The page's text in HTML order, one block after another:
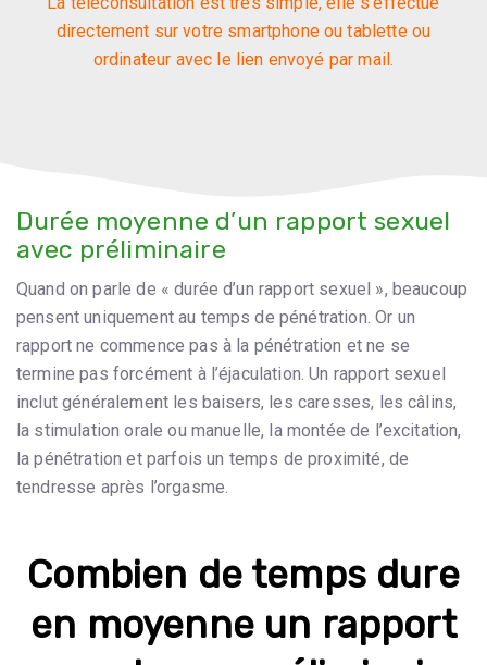
directement sur votre smartphone ou tablette ou
ordinateur avec le lien envoyé par mail.
Durée moyenne d’un rapport sexuel
avec préliminaire
Quand on parle de « durée d’un rapport sexuel », beaucoup
pensent uniquement au temps de pénétration. Or un
rapport ne commence pas à la pénétration et ne se
termine pas forcément à l’éjaculation. Un rapport sexuel
inclut généralement les baisers, les caresses, les câlins,
la stimulation orale ou manuelle, la montée de l’excitation,
la pénétration et parfois un temps de proximité, de
tendresse après l’orgasme.
Combien de temps dure
en moyenne un rapport